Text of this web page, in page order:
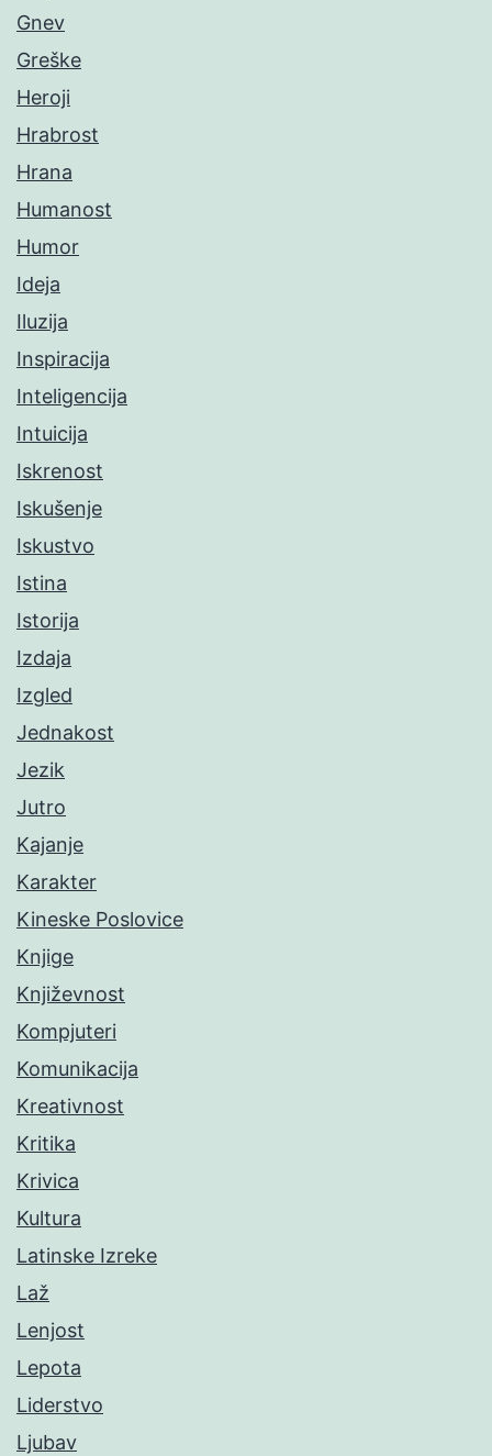
Gnev
Greške
Heroji
Hrabrost
Hrana
Humanost
Humor
Ideja
Iluzija
Inspiracija
Inteligencija
Intuicija
Iskrenost
Iskušenje
Iskustvo
Istina
Istorija
Izdaja
Izgled
Jednakost
Jezik
Jutro
Kajanje
Karakter
Kineske Poslovice
Knjige
Književnost
Kompjuteri
Komunikacija
Kreativnost
Kritika
Krivica
Kultura
Latinske Izreke
Laž
Lenjost
Lepota
Liderstvo
Ljubav